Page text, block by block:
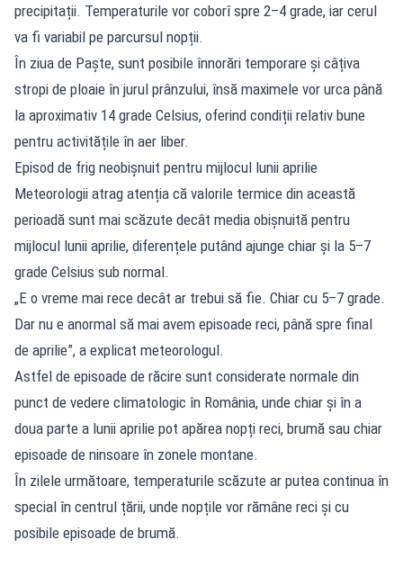
precipitații. Temperaturile vor coborî spre 2–4 grade, iar cerul
va fi variabil pe parcursul nopții.
În ziua de Paște, sunt posibile înnorări temporare și câțiva
stropi de ploaie în jurul prânzului, însă maximele vor urca până
la aproximativ 14 grade Celsius, oferind condiții relativ bune
pentru activitățile în aer liber.
Episod de frig neobișnuit pentru mijlocul lunii aprilie
Meteorologii atrag atenția că valorile termice din această
perioadă sunt mai scăzute decât media obișnuită pentru
mijlocul lunii aprilie, diferențele putând ajunge chiar și la 5–7
grade Celsius sub normal.
„E o vreme mai rece decât ar trebui să fie. Chiar cu 5–7 grade.
Dar nu e anormal să mai avem episoade reci, până spre final
de aprilie”, a explicat meteorologul.
Astfel de episoade de răcire sunt considerate normale din
punct de vedere climatologic în România, unde chiar și în a
doua parte a lunii aprilie pot apărea nopți reci, brumă sau chiar
episoade de ninsoare în zonele montane.
În zilele următoare, temperaturile scăzute ar putea continua în
special în centrul țării, unde nopțile vor rămâne reci și cu
posibile episoade de brumă.